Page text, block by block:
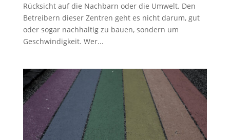
Rücksicht auf die Nachbarn oder die Umwelt. Den
Betreibern dieser Zentren geht es nicht darum, gut
oder sogar nachhaltig zu bauen, sondern um
Geschwindigkeit. Wer...